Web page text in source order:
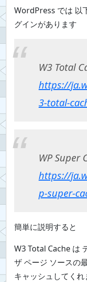
WordPress では 以
グインがあります
W3 Total
https://
3-total-
WP Super
https://
p-super-
簡単に説明すると
W3 Total Cache は
ザ ページ ソースの
キャッシュしてくれ